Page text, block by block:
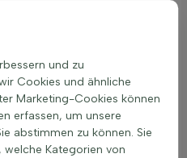
niedrigen Bodendeckern
einzelner, streng
und Tiefe. In Reihen
einen schattigen Raum
entsteht mit einfachen
Garten, der auch im
und zu
Cookies und ähnliche
Marketing-Cookies können
erfassen, um unsere
abstimmen zu können. Sie
Kategorien von